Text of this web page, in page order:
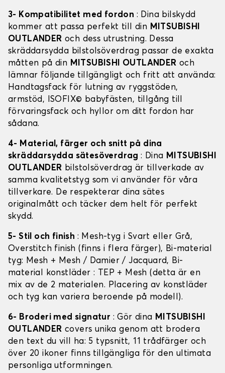
3- Kompatibilitet med fordon : Dina bilskydd
kommer att passa perfekt till din MITSUBISHI
OUTLANDER och dess utrustning. Dessa
skräddarsydda bilstolsöverdrag passar de exakta
måtten på din MITSUBISHI OUTLANDER och
lämnar följande tillgängligt och fritt att använda:
Handtagsfack för lutning av ryggstöden,
armstöd, ISOFIX© babyfästen, tillgång till
förvaringsfack och hyllor om ditt fordon har
sådana.
4- Material, färger och snitt på dina
skräddarsydda sätesöverdrag: Dina MITSUBISHI
OUTLANDER bilstolsöverdrag är tillverkade av
samma kvalitetstyg som vi använder för våra
tillverkare. De respekterar dina sätes
originalmått och täcker dem helt för perfekt
skydd.
5- Stil och finish : Mesh-tyg i Svart eller Grå,
Overstitch finish (finns i flera färger), Bi-material
tyg: Mesh + Mesh / Damier / Jacquard, Bi-
material konstläder : TEP + Mesh (detta är en
mix av de 2 materialen. Placering av konstläder
och tyg kan variera beroende på modell).
6- Broderi med signatur : Gör dina MITSUBISHI
OUTLANDER covers unika genom att brodera
den text du vill ha: 5 typsnitt, 11 trådfärger och
över 20 ikoner finns tillgängliga för den ultimata
personliga utformningen.